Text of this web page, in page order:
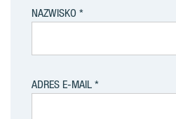
NAZWISKO
ADRES E-MAIL